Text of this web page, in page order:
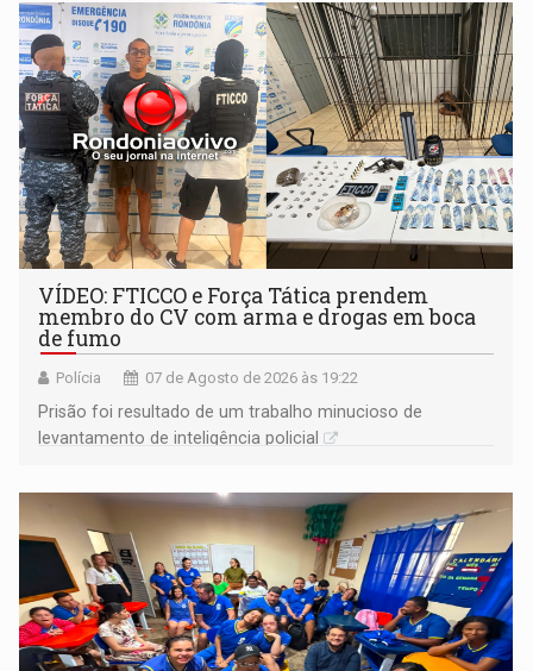
VÍDEO: FTICCO e Força Tática prendem
membro do CV com arma e drogas em boca
de fumo
Polícia 07 de Agosto de 2026 às 19:22
Prisão foi resultado de um trabalho minucioso de
levantamento de inteligência policial